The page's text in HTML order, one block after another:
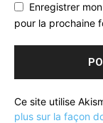
Enregistrer
pour la prochaine
Ce site utilise
plus sur la façon